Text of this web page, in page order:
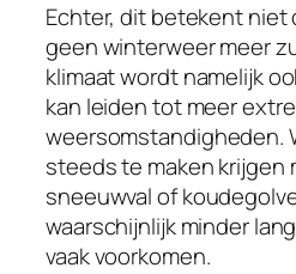
Echter, dit betekent niet
geen winterweer meer
klimaat wordt namelijk
kan leiden tot meer
weersomstandigheden.
steeds te maken krijgen
sneeuwval of
waarschijnlijk minder
vaak voorkomen.